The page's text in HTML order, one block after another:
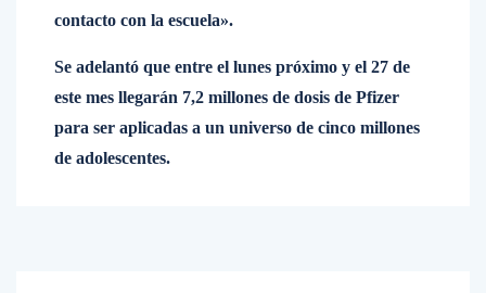
contacto con la escuela».
Se adelantó que entre el lunes próximo y el 27 de
este mes llegarán 7,2 millones de dosis de Pfizer
para ser aplicadas a un universo de cinco millones
de adolescentes.